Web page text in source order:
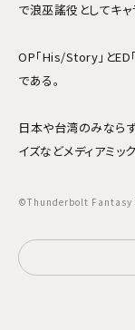
で浪巫謠役としてキ
OP「His/Story」と
である。
日本や台湾のみなら
イズなどメディアミッ
©Thunderbolt Fantasy